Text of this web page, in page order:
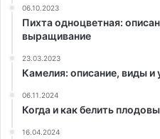
06.10.2023
Пихта одноцветная:
выращивание
23.03.2023
Камелия: описание, виды и
06.11.2024
Когда и как белить
16.04.2024